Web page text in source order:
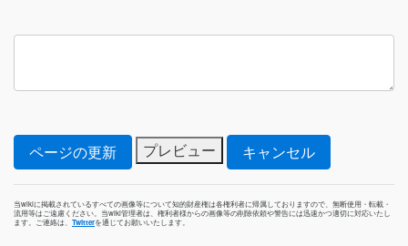
当wikiに掲載されているすべての画像等について知的財産権は各権利者に帰属しておりますので、無断使用・転載・
流用等はご遠慮ください。当wiki管理者は、権利者様からの画像等の削除依頼や警告には迅速かつ適切に対応いたし
ます。ご連絡は、 Twitterを通じてお願いいたします。